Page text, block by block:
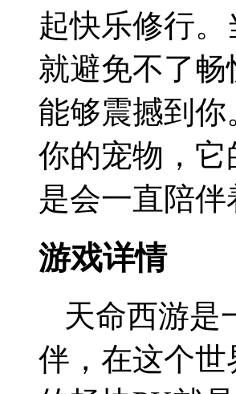
起快乐修行
就避免不了
能够震撼到
你的宠物，
是会一直陪伴
游戏详情
天命西游是
伴，在这个